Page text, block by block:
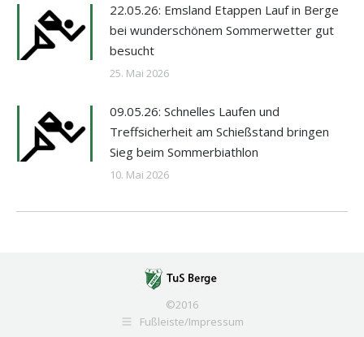
22.05.26: Emsland Etappen Lauf in Berge
bei wunderschönem Sommerwetter gut
besucht
25. Mai 2026
09.05.26: Schnelles Laufen und
Treffsicherheit am Schießstand bringen
Sieg beim Sommerbiathlon
10. Mai 2026
©2016
Fußleiste/Impressum